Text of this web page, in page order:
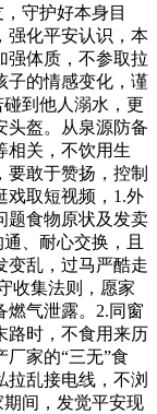
守护好本身目
强化平安认识，本
强体质，不参取拉
子的情感变化，谨
到他人溺水，更
头盔。从泉源防备
相关，不饮用生
敢于赞扬，控制
戏取短视频，1.外
题食物原状及发卖
、耐心交换，且
变乱，过马严酷走
收集法则，愿家
燃气泄露。2.同窗
路时，不食用来历
家的“三无”食
乱接电线，不浏
间，发觉平安现